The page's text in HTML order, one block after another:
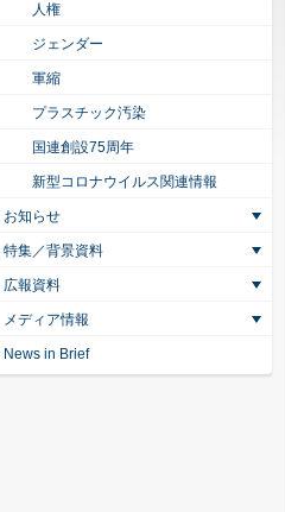
人権
ジェンダー
軍縮
プラスチック汚染
国連創設75周年
新型コロナウイルス関連情報
お知らせ
特集／背景資料
広報資料
メディア情報
News in Brief